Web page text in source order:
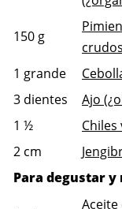
150 g
1 grande
3 dientes Ajo
1 ½
2 cm
Para degustar
Aceite